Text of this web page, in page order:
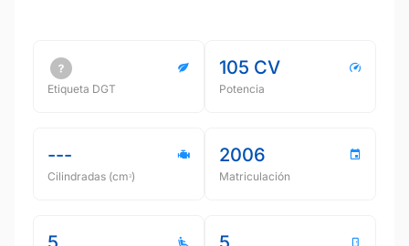
Etiqueta DGT
105 CV
Potencia
---
Cilindradas (cmᵌ)
2006
Matriculación